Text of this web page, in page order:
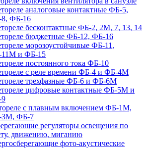
аналоговые контактные ФБ-5,
ФБ-16
бесконтактные ФБ-2, 2М, 7, 13, 14
бюджетные ФБ-12, ФБ-16
морозоустойчивые ФБ-11,
и ФБ-15
постоянного тока ФБ-10
с реле времени ФБ-4 и ФБ-4М
трехфазные ФБ-6 и ФБ-6М
цифровые контактные ФБ-5М и
с плавным включением ФБ-1М,
ФБ-7
регуляторы освещения по
движению, миганию
фото-акустические